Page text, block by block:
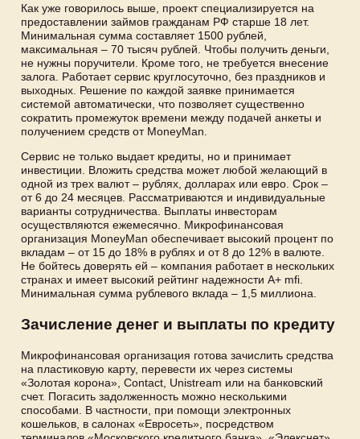
Как уже говорилось выше, проект специализируется на
предоставлении займов гражданам РФ старше 18 лет.
Минимальная сумма составляет 1500 рублей,
максимальная – 70 тысяч рублей. Чтобы получить деньги,
не нужны поручители. Кроме того, не требуется внесение
залога. Работает сервис круглосуточно, без праздников и
выходных. Решение по каждой заявке принимается
системой автоматически, что позволяет существенно
сократить промежуток времени между подачей анкеты и
получением средств от MoneyMan.
Сервис не только выдает кредиты, но и принимает
инвестиции. Вложить средства может любой желающий в
одной из трех валют – рублях, долларах или евро. Срок –
от 6 до 24 месяцев. Рассматриваются и индивидуальные
варианты сотрудничества. Выплаты инвесторам
осуществляются ежемесячно. Микрофинансовая
организация MoneyMan обеспечивает высокий процент по
вкладам – от 15 до 18% в рублях и от 8 до 12% в валюте.
Не бойтесь доверять ей – компания работает в нескольких
странах и имеет высокий рейтинг надежности A+ mfi.
Минимальная сумма рублевого вклада – 1,5 миллиона.
Зачисление денег и выплаты по кредиту
Микрофинансовая организация готова зачислить средства
на пластиковую карту, перевести их через системы
«Золотая корона», Contact, Unistream или на банковский
счет. Погасить задолженность можно несколькими
способами. В частности, при помощи электронных
кошельков, в салонах «Евросеть», посредством